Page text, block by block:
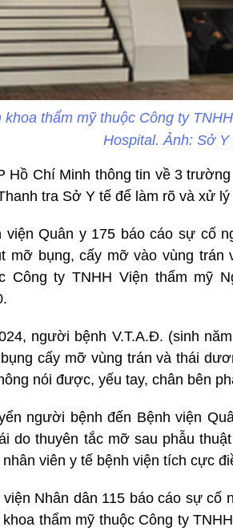
thẩm mỹ thuộc Công ty
Hospital. Ảnh: Sở Y
Hồ Chí Minh thông tin về 3
tra Sở Y tế để làm rõ và xử
Quân y 175 báo cáo sự cố
mỡ bụng, cấy mỡ vào vùng trán
Công ty TNHH Viện thẩm mỹ
người bệnh V.T.A.Đ. (sinh
cấy mỡ vùng trán và thái
nói được, yếu tay, chân bên
người bệnh đến Bệnh viện
do thuyên tắc mỡ sau phẫu
viên y tế bệnh viện tích cực
Nhân dân 115 báo cáo sự cố
thẩm mỹ thuộc Công ty